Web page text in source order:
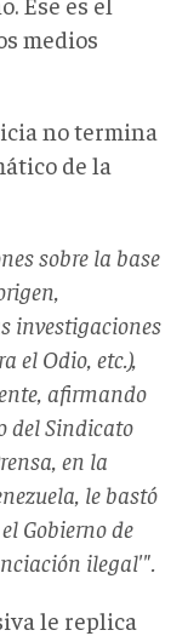
medios
no termina
de la
sobre la base
investigaciones
el Odio, etc.),
afirmando
del Sindicato
en la
le bastó
Gobierno de
ilegal'".
le replica